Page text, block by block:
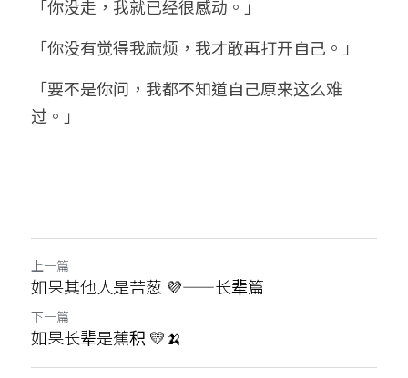
「你没走，我就已经很感动。」
「你没有觉得我麻烦，我才敢再打开自己。」
「要不是你问，我都不知道自己原来这么难
过。」
上一篇
如果其他人是苦葱 💜——长辈篇
下一篇
如果长辈是蕉积 💛🍌